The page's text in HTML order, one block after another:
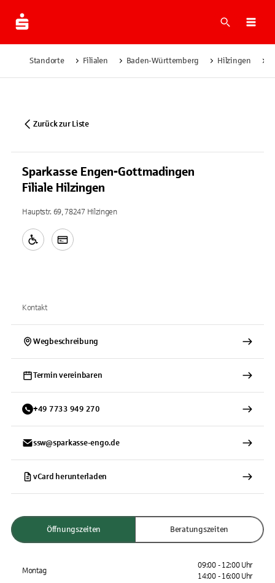
Suche
Standorte Filialen Baden-Württemberg Hilzingen
Zurück zur Liste
Sparkasse Engen-Gottmadingen
Filiale Hilzingen
Hauptstr. 69, 78247 Hilzingen
Kontakt
Wegbeschreibung
Termin vereinbaren
+49 7733 949 270
ssw@sparkasse-engo.de
vCard herunterladen
Öffnungszeiten Beratungszeiten
Montag
09:00 - 12:00 Uhr
14:00 - 16:00 Uhr